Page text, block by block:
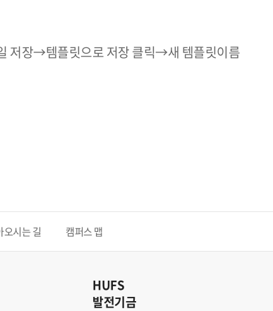
저장→템플릿으로 저장 클릭→새 템플릿이름
오시는 길 캠퍼스 맵
HUFS
발전기금